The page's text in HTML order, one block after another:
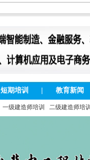
短期培训 教育新闻
一级建造师培训 二级建造师培训